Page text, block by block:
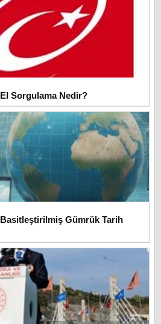
Sorgulama Nedir?
Basitleştirilmiş Gümrük Tarih